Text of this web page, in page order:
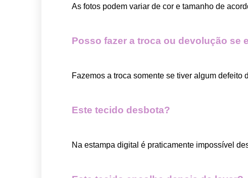
As fotos podem variar de cor e tamanho de
Posso fazer a troca ou devolução se
Fazemos a troca somente se tiver algum defeito
Este tecido desbota?
Na estampa digital é praticamente impossível